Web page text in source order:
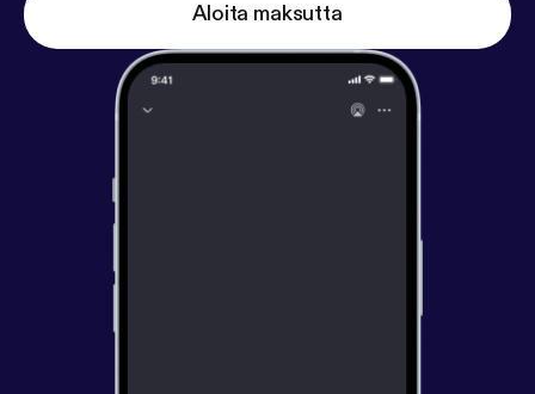
Aloita maksutta